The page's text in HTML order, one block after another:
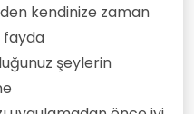
kendinize zaman
şeylerin